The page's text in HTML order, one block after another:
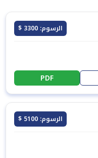
الرسوم: 3300 $
PDF
الرسوم: 5100 $